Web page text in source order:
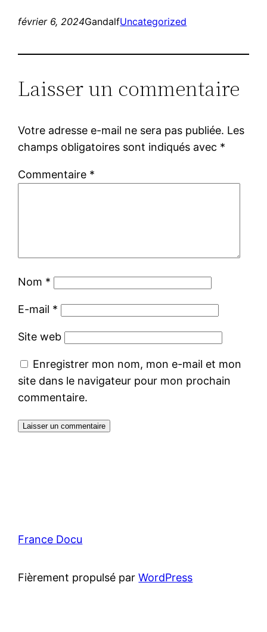
février 6, 2024GandalfUncategorized
Laisser un commentaire
Votre adresse e-mail ne sera pas publiée. Les
champs obligatoires sont indiqués avec *
Commentaire *
Nom *
E-mail *
Site web
Enregistrer mon nom, mon e-mail et mon
site dans le navigateur pour mon prochain
commentaire.
France Docu
Fièrement propulsé parWordPress